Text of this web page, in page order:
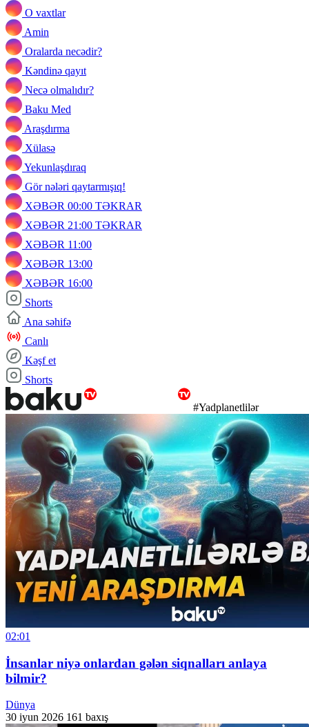
O vaxtlar
Amin
Oralarda necədir?
Kəndinə qayıt
Necə olmalıdır?
Baku Med
Araşdırma
Xülasə
Yekunlaşdıraq
Gör nələri qaytarmışıq!
XƏBƏR 00:00 TƏKRAR
XƏBƏR 21:00 TƏKRAR
XƏBƏR 11:00
XƏBƏR 13:00
XƏBƏR 16:00
Shorts
Ana səhifə
Canlı
Kəşf et
Shorts
#Yadplanetlilər
02:01
İnsanlar niyə onlardan gələn siqnalları anlaya
bilmir?
Dünya
30 iyun 2026 161 baxış